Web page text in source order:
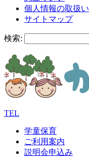
個人情報の取扱い
サイトマップ
検索:
TEL
学童保育
ご利用案内
説明会申込み